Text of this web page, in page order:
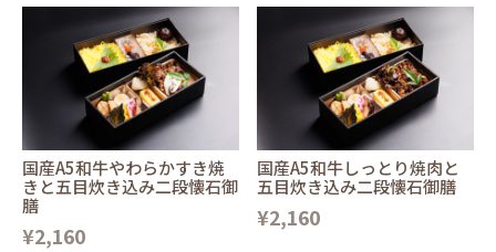
国産A5和牛やわらかすき焼
きと五目炊き込み二段懐石御
膳
¥2,160
国産A5和牛しっとり焼肉と
五目炊き込み二段懐石御膳
¥2,160